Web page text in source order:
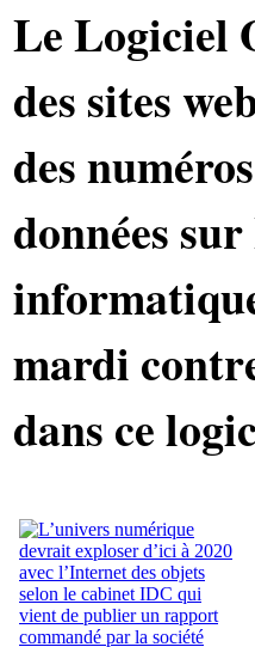
Le Logiciel
des sites
des
données
mardi
dans ce